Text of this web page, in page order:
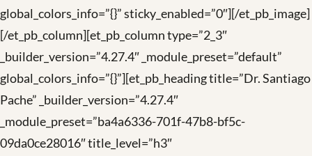
global_colors_info=”{}” sticky_enabled=”0″][/et_pb_image]
[/et_pb_column][et_pb_column type=”2_3″
_builder_version=”4.27.4″ _module_preset=”default”
global_colors_info=”{}”][et_pb_heading title=”Dr. Santiago
Pache” _builder_version=”4.27.4″
_module_preset=”ba4a6336-701f-47b8-bf5c-
09da0ce28016″ title_level=”h3″